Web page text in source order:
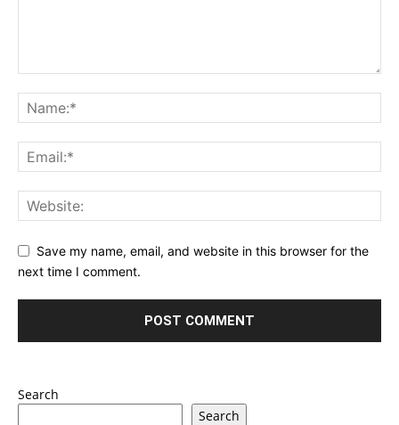
Save my name, email, and website in this browser for the
next time I comment.
Search
Search